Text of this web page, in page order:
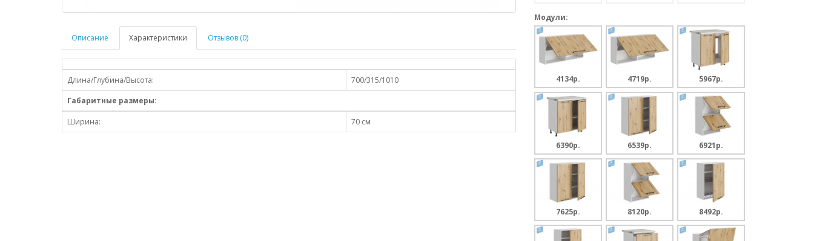
Описание Характеристики Отзывов (0)
Длина/Глубина/Высота:
700/315/1010
Габаритные размеры:
Ширина: 70 см
Модули:
4134p. 4719p. 5967p.
6390p. 6539p. 6921p.
7625p. 8120p. 8492p.